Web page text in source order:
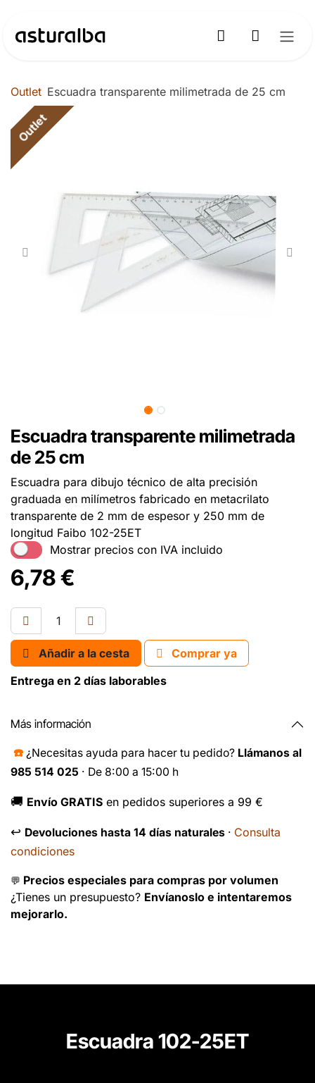
Outlet Escuadra transparente milimetrada de 25 cm
Outlet
Escuadra transparente milimetrada
de 25 cm
Escuadra para dibujo técnico de alta precisión
graduada en milímetros fabricado en metacrilato
transparente de 2 mm de espesor y 250 mm de
longitud Faibo 102-25ET
Mostrar precios con IVA incluido
6,78€
Añadir a la cesta
Comprar ya
Entrega en 2 días laborables
Más información
☎️ ¿Necesitas ayuda para hacer tu pedido? Llámanos al
985 514 025 · De 8:00 a 15:00 h
🚚 Envío GRATIS en pedidos superiores a 99 €
↩️ Devoluciones hasta 14 días naturales · Consulta
condiciones
💬 Precios especiales para compras por volumen
¿Tienes un presupuesto? Envíanoslo e intentaremos
mejorarlo.
Escuadra 102-25ET